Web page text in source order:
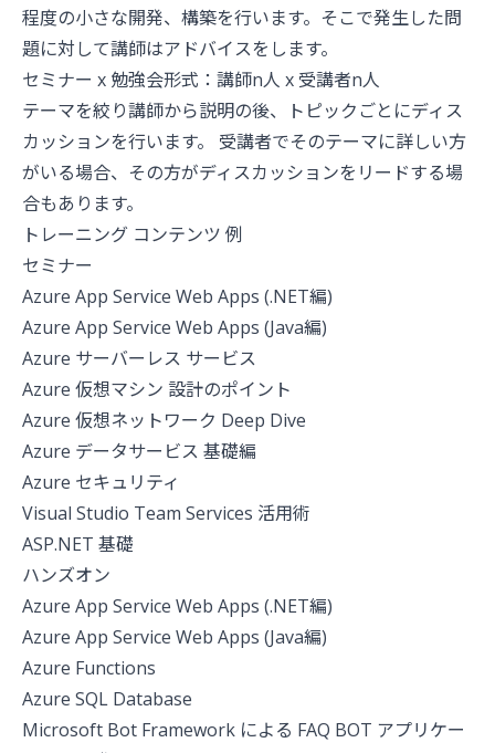
程度の小さな開発、構築を行います。そこで発生した問
題に対して講師はアドバイスをします。
セミナー x 勉強会形式：講師n人 x 受講者n人
テーマを絞り講師から説明の後、トピックごとにディス
カッションを行います。 受講者でそのテーマに詳しい方
がいる場合、その方がディスカッションをリードする場
合もあります。
トレーニング コンテンツ 例
セミナー
Azure App Service Web Apps (.NET編)
Azure App Service Web Apps (Java編)
Azure サーバーレス サービス
Azure 仮想マシン 設計のポイント
Azure 仮想ネットワーク Deep Dive
Azure データサービス 基礎編
Azure セキュリティ
Visual Studio Team Services 活用術
ASP.NET 基礎
ハンズオン
Azure App Service Web Apps (.NET編)
Azure App Service Web Apps (Java編)
Azure Functions
Azure SQL Database
Microsoft Bot Framework による FAQ BOT アプリケー